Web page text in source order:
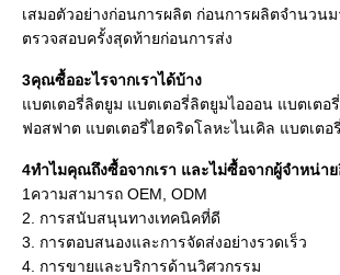
เสมอตัวอย่างก่อนการผลิต ก่อนการผลิตจํานวน
ตรวจสอบครั้งสุดท้ายก่อนการส่ง
3คุณซื้ออะไรจากเราได้บ้าง
แบตเตอรี่ลิตยูม แบตเตอรี่ลิตยูมไอออน แบตเตอ
ฟอสฟาต แบตเตอรี่ไฮดริดโลหะไนเคิล แบตเตอ
4ทําไมคุณถึงซื้อจากเรา และไม่ซื้อจากผู้จําหน่า
1ความสามารถ OEM, ODM
2. การสนับสนุนทางเทคนิคที่ดี
3. การตอบสนองและการจัดส่งอย่างรวดเร็ว
4. การขายและบริการด้านวิศวกรรม